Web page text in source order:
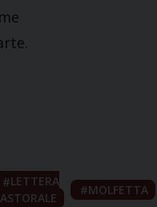
LETTERA
MOLFETTA